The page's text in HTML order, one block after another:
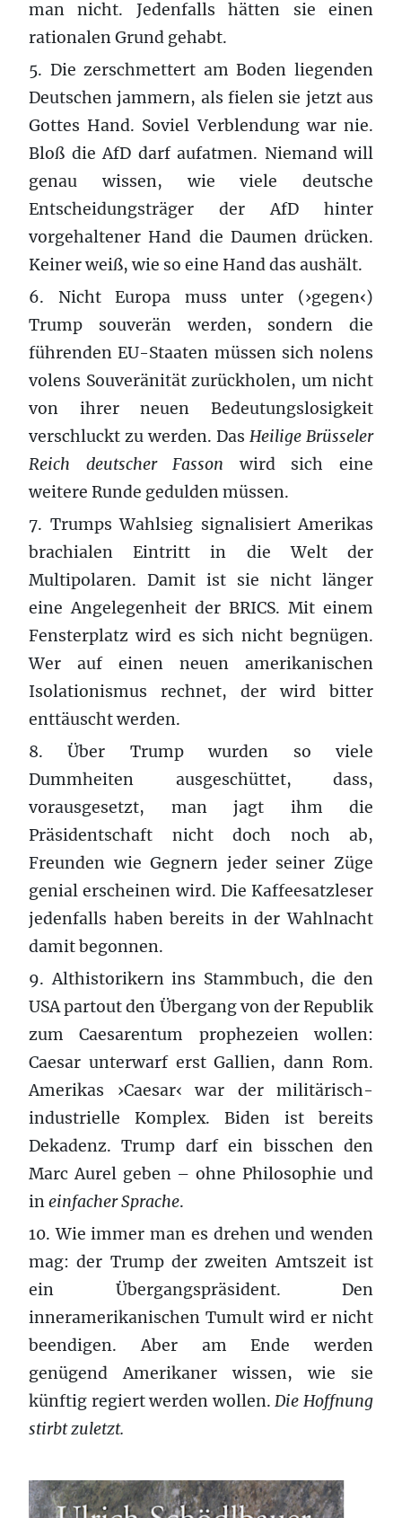
man nicht. Jedenfalls hätten sie einen
rationalen Grund gehabt.
5. Die zerschmettert am Boden liegenden
Deutschen jammern, als fielen sie jetzt aus
Gottes Hand. Soviel Verblendung war nie.
Bloß die AfD darf aufatmen. Niemand will
genau wissen, wie viele deutsche
Entscheidungsträger der AfD hinter
vorgehaltener Hand die Daumen drücken.
Keiner weiß, wie so eine Hand das aushält.
6. Nicht Europa muss unter (›gegen‹)
Trump souverän werden, sondern die
führenden EU-Staaten müssen sich nolens
volens Souveränität zurückholen, um nicht
von ihrer neuen Bedeutungslosigkeit
verschluckt zu werden. Das Heilige Brüsseler
Reich deutscher Fasson wird sich eine
weitere Runde gedulden müssen.
7. Trumps Wahlsieg signalisiert Amerikas
brachialen Eintritt in die Welt der
Multipolaren. Damit ist sie nicht länger
eine Angelegenheit der BRICS. Mit einem
Fensterplatz wird es sich nicht begnügen.
Wer auf einen neuen amerikanischen
Isolationismus rechnet, der wird bitter
enttäuscht werden.
8. Über Trump wurden so viele
Dummheiten ausgeschüttet, dass,
vorausgesetzt, man jagt ihm die
Präsidentschaft nicht doch noch ab,
Freunden wie Gegnern jeder seiner Züge
genial erscheinen wird. Die Kaffeesatzleser
jedenfalls haben bereits in der Wahlnacht
damit begonnen.
9. Althistorikern ins Stammbuch, die den
USA partout den Übergang von der Republik
zum Caesarentum prophezeien wollen:
Caesar unterwarf erst Gallien, dann Rom.
Amerikas ›Caesar‹ war der militärisch-
industrielle Komplex. Biden ist bereits
Dekadenz. Trump darf ein bisschen den
Marc Aurel geben – ohne Philosophie und
ineinfacher Sprache.
10. Wie immer man es drehen und wenden
mag: der Trump der zweiten Amtszeit ist
ein Übergangspräsident. Den
inneramerikanischen Tumult wird er nicht
beendigen. Aber am Ende werden
genügend Amerikaner wissen, wie sie
künftig regiert werden wollen.Die Hoffnung
stirbt zuletzt.